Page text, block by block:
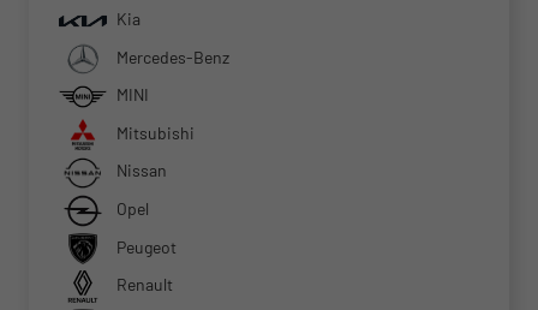
Kia
Mercedes-Benz
MINI
Mitsubishi
Nissan
Opel
Peugeot
Renault